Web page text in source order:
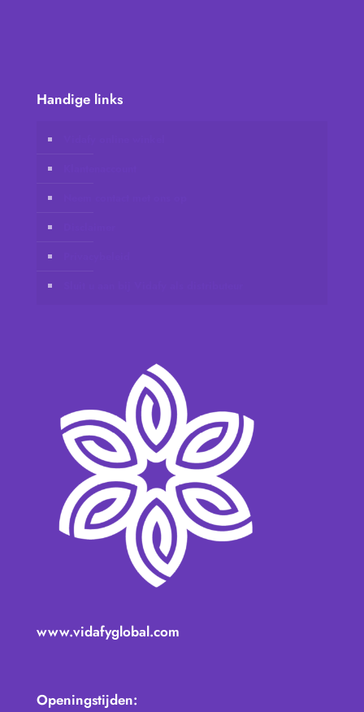
Handige links
www.vidafyglobal.com
Openingstijden: